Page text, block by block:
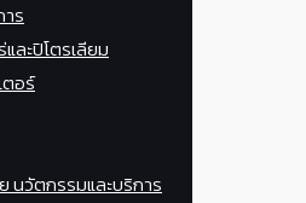
ร
ละปิโตรเลียม
อร์
นวัตกรรมและบริการ